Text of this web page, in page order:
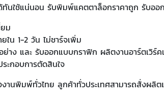
นใช้แน่นอน รับพิมพ์แคตตาล็อกราคาถูก รับอ
ม
น 1-2 วัน ไม่ชาร์จเพิ่ม
ง และ รับออกแบบกราฟิก ผลิตงานอาร์ตเวิร์
ะกอบการตัดสินใจ
นพิมพ์ทั่วไทย ลูกค้าทั่วประเทศสามารถสั่งผลิ